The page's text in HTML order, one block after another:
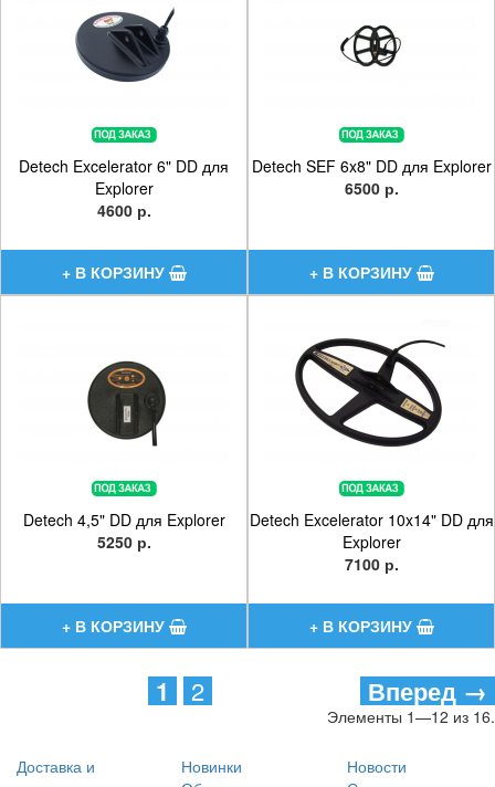
Detech Excelerator 6" DD для
Explorer
4600 р.
Detech SEF 6x8" DD для Explorer
6500 р.
Detech 4,5" DD для Explorer
5250 р.
Detech Excelerator 10x14" DD для
Explorer
7100 р.
1 2 Вперед →
Элементы 1—12 из 16.
Доставка и
Новинки
Новости